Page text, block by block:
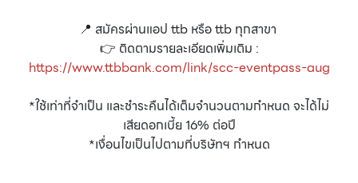
📍 สมัครผ่านแอป ttb หรือ ttb ทุกสาขา
👉 ติดตามรายละเอียดเพิ่มเติม :
https://www.ttbbank.com/link/scc-eventpass-aug
*ใช้เท่าที่จำเป็น และชำระคืนได้เต็มจำนวนตามกำหนด จะได้ไม่
เสียดอกเบี้ย 16% ต่อปี
*เงื่อนไขเป็นไปตามที่บริษัทฯ กําหนด